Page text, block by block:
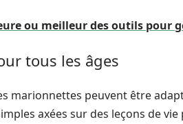
ou meilleur des outils pour
tous les âges
marionnettes peuvent être
axées sur des leçons de